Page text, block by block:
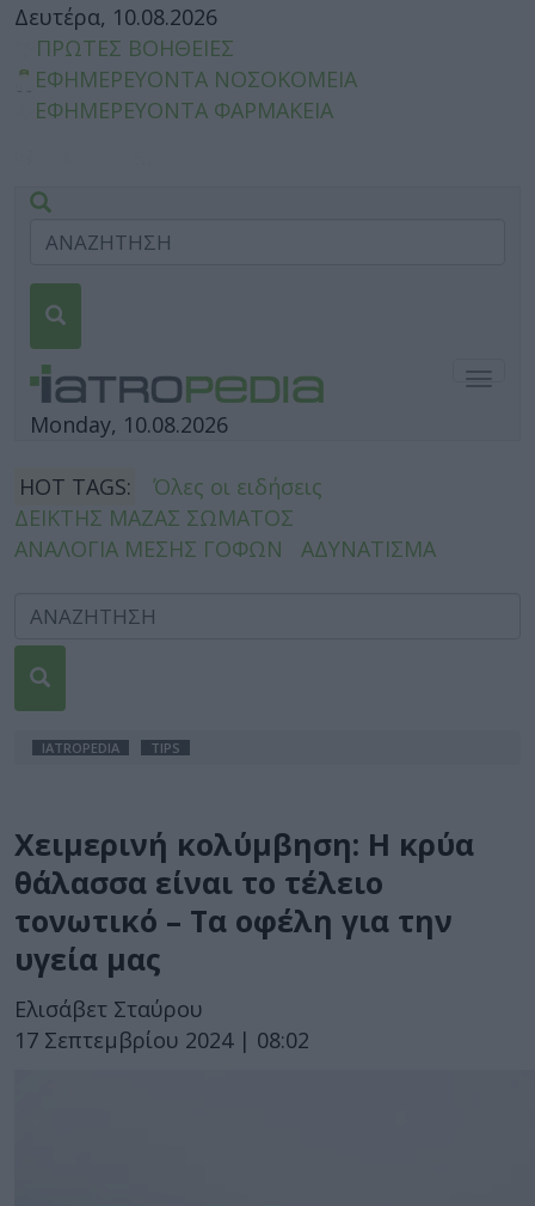
Δευτέρα, 10.08.2026
ΠΡΩΤΕΣ ΒΟΗΘΕΙΕΣ
ΕΦΗΜΕΡΕΥΟΝΤΑ ΝΟΣΟΚΟΜΕΙΑ
ΕΦΗΜΕΡΕΥΟΝΤΑ ΦΑΡΜΑΚΕΙΑ
Monday, 10.08.2026
HOT TAGS:
Όλες οι ειδήσεις
ΔΕΙΚΤΗΣ ΜΑΖΑΣ ΣΩΜΑΤΟΣ
ΑΝΑΛΟΓΙΑ ΜΕΣΗΣ ΓΟΦΩΝ
ΑΔΥΝΑΤΙΣΜΑ
IATROPEDIA TIPS
Χειμερινή κολύμβηση: Η κρύα
θάλασσα είναι το τέλειο
τονωτικό – Τα οφέλη για την
υγεία μας
Ελισάβετ Σταύρου
17 Σεπτεμβρίου 2024 | 08:02